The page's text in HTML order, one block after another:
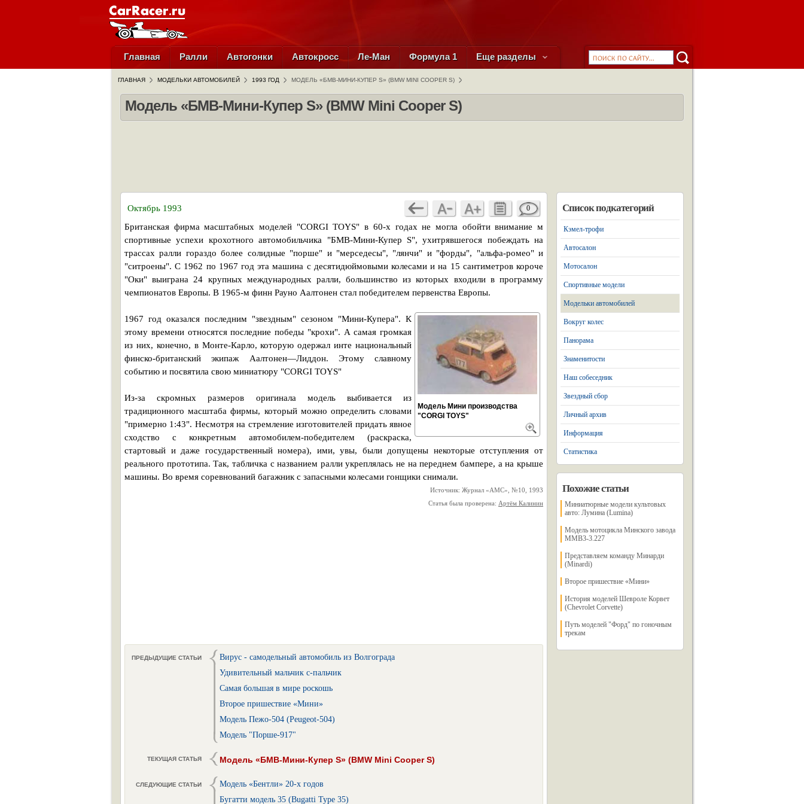
Главная Ралли Автогонки Автокросс Ле-Ман Формула 1 Еще разделы
ГЛАВНАЯ МОДЕЛЬКИ АВТОМОБИЛЕЙ 1993 ГОД МОДЕЛЬ «БМВ-МИНИ-КУПЕР S» (BMW MINI COOPER S)
Модель «БМВ-Мини-Купер S» (BMW Mini Cooper S)
Октябрь 1993 0
Британская фирма масштабных моделей "CORGI TOYS" в 60-х годах не могла обойти внимание м
спортивные успехи крохотного автомобильчика "БМВ-Мини-Купер S", ухитрявшегося побеждать на
трассах ралли гораздо более солидные "порше" и "мерседесы", "лянчи" и "форды", "альфа-ромео" и
"ситроены". С 1962 по 1967 год эта машина с десятидюймовыми колесами и на 15 сантиметров короче
"Оки" выиграна 24 крупных международных ралли, большинство из которых входили в программу
чемпионатов Европы. В 1965-м финн Рауно Аалтонен стал победителем первенства Европы.
Модель Мини производства
"CORGI TOYS"
1967 год оказался последним "звездным" сезоном "Мини-Купера". К
этому времени относятся последние победы "крохи". А самая громкая
из них, конечно, в Монте-Карло, которую одержал инте национальный
финско-британский экипаж Аалтонен—Лиддон. Этому славному
событию и посвятила свою миниатюру "CORGI TOYS"
Из-за скромных размеров оригинала модель выбивается из
традиционного масштаба фирмы, который можно определить словами
"примерно 1:43". Несмотря на стремление изготовителей придать явное
сходство с конкретным автомобилем-победителем (раскраска,
стартовый и даже государственный номера), ими, увы, были допущены некоторые отступления от
реального прототипа. Так, табличка с названием ралли укреплялась не на переднем бампере, а на крыше
машины. Во время соревнований багажник с запасными колесами гонщики снимали.
Источник: Журнал «АМС», №10, 1993
Статья была проверена: Артём Калинин
ПРЕДЫДУЩИЕ СТАТЬИ
Вирус - самодельный автомобиль из Волгограда
Удивительный мальчик с-пальчик
Самая большая в мире роскошь
Второе пришествие «Мини»
Модель Пежо-504 (Peugeot-504)
Модель "Порше-917"
ТЕКУЩАЯ СТАТЬЯ Модель «БМВ-Мини-Купер S» (BMW Mini Cooper S)
СЛЕДУЮЩИЕ СТАТЬИ
Модель «Бентли» 20-х годов
Бугатти модель 35 (Bugatti Type 35)
Список подкатегорий
Кэмел-трофи
Автосалон
Мотосалон
Спортивные модели
Модельки автомобилей
Вокруг колес
Панорама
Знаменитости
Наш собеседник
Звездный сбор
Личный архив
Информация
Статистика
Похожие статьи
Миниатюрные модели культовых
авто: Лумина (Lumina)
Модель мотоцикла Минского завода
MMB3-3.227
Представляем команду Минарди
(Minardi)
Второе пришествие «Мини»
История моделей Шевроле Корвет
(Chevrolet Corvette)
Путь моделей "Форд" по гоночным
трекам